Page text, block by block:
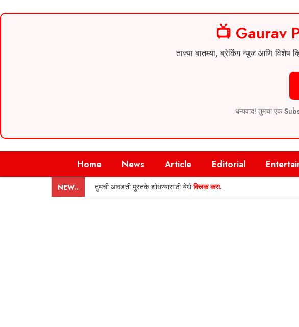
📺 Gaurav
ताज्या बातम्या, ब्रेकिंग न्यूज आणि
धन्यवाद! तुमचा एक
Home News Article Editorial
NEW.. तुमची आवडती पुस्तके शोधण्यासाठी येथेक्लिक करा.